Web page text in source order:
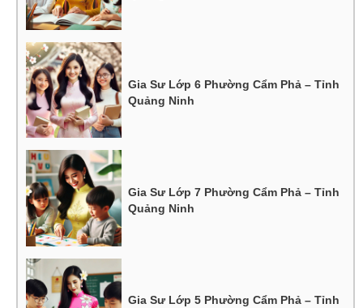
Gia Sư Lớp 6 Phường Cẩm Phả – Tỉnh
Quảng Ninh
Gia Sư Lớp 7 Phường Cẩm Phả – Tỉnh
Quảng Ninh
Gia Sư Lớp 5 Phường Cẩm Phả – Tỉnh